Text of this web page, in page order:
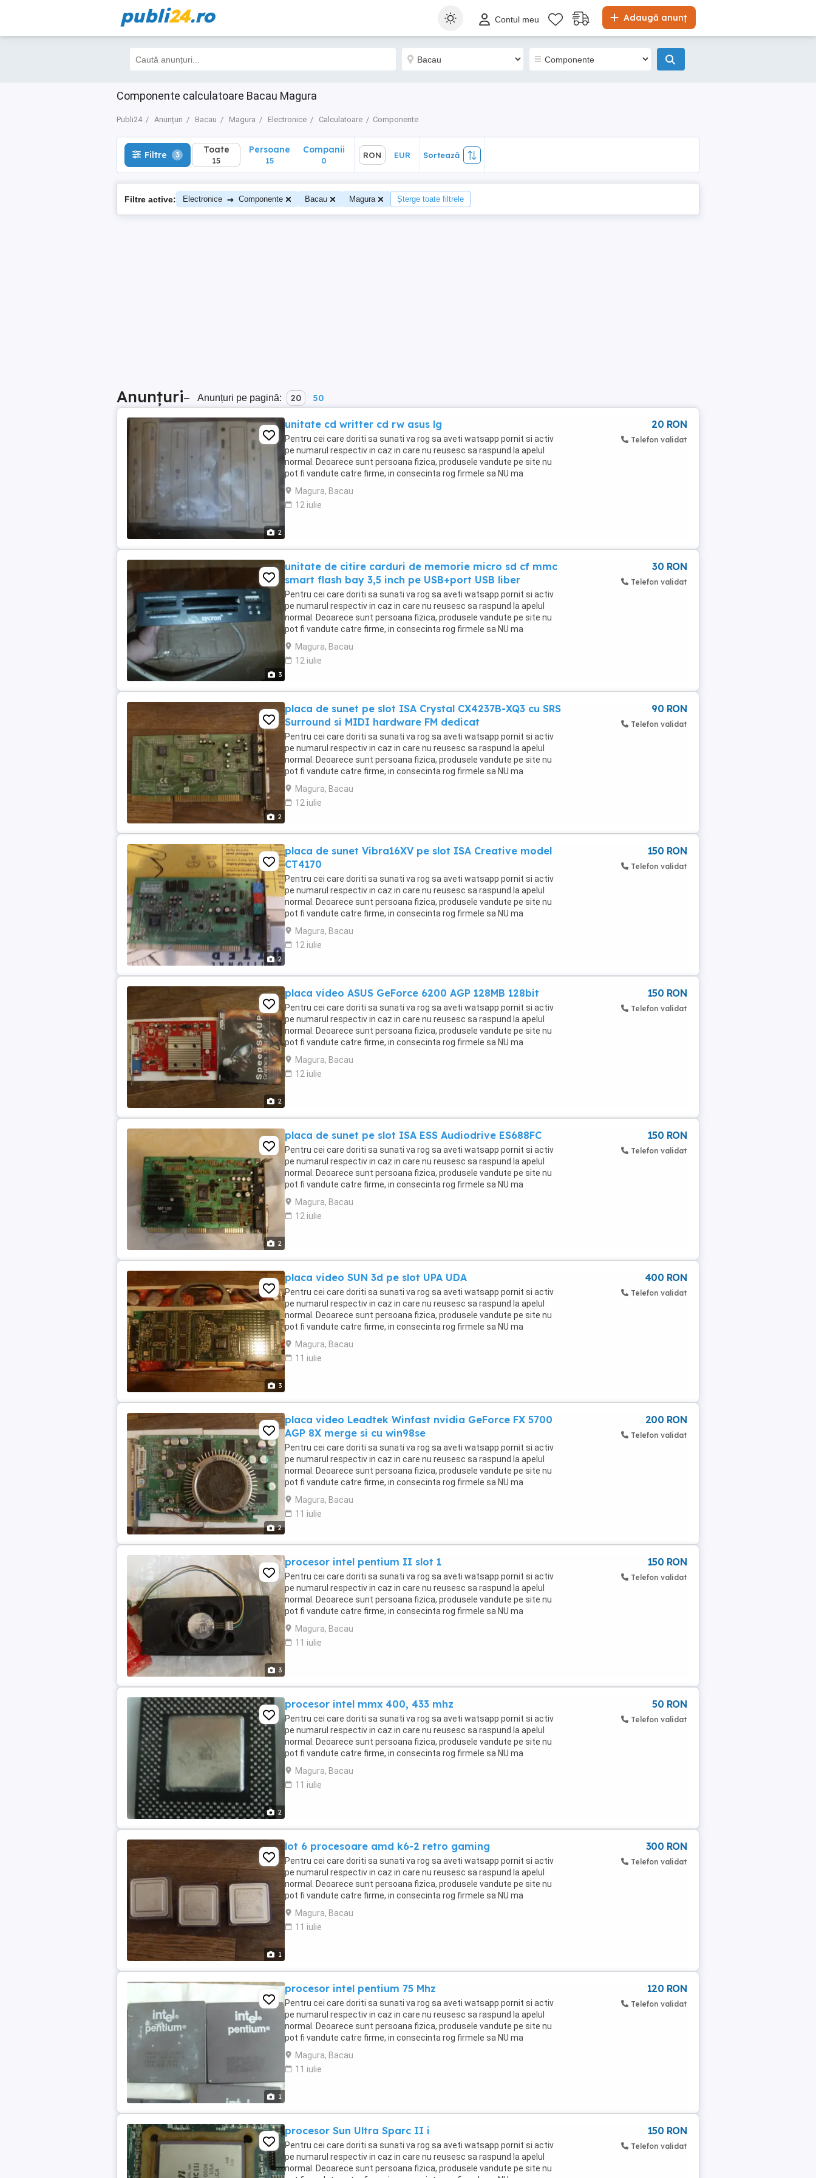
publi24.ro Adaugă anunț
Contul meu
Componente calculatoare Bacau Magura
Publi24 Anunțuri Bacau Magura Electronice Calculatoare Componente
Filtre 3 Toate
15
Sortează
Filtre 3 Toate
15
Persoane
15
Companii
0
RON EUR Sortează
Filtre active: Electronice → Componente Bacau Magura Șterge toate filtrele
Anunțuri– Anunțuri pe pagină: 20 50
2
unitate cd writter cd rw asus lg
Pentru cei care doriti sa sunati va rog sa aveti watsapp pornit si activ
pe numarul respectiv in caz in care nu reusesc sa raspund la apelul
normal. Deoarece sunt persoana fizica, produsele vandute pe site nu
pot fi vandute catre firme, in consecinta rog firmele sa NU ma
contacteze. Atentie! Datorita ...
Magura, Bacau
12 iulie
20 RON
Telefon validat
3
unitate de citire carduri de memorie micro sd cf mmc
smart flash bay 3,5 inch pe USB+port USB liber
Pentru cei care doriti sa sunati va rog sa aveti watsapp pornit si activ
pe numarul respectiv in caz in care nu reusesc sa raspund la apelul
normal. Deoarece sunt persoana fizica, produsele vandute pe site nu
pot fi vandute catre firme, in consecinta rog firmele sa NU ma
contacteze. Atentie! Datorita ...
Magura, Bacau
12 iulie
30 RON
Telefon validat
2
placa de sunet pe slot ISA Crystal CX4237B-XQ3 cu SRS
Surround si MIDI hardware FM dedicat
Pentru cei care doriti sa sunati va rog sa aveti watsapp pornit si activ
pe numarul respectiv in caz in care nu reusesc sa raspund la apelul
normal. Deoarece sunt persoana fizica, produsele vandute pe site nu
pot fi vandute catre firme, in consecinta rog firmele sa NU ma
contacteze. Atentie! Datorita ...
Magura, Bacau
12 iulie
90 RON
Telefon validat
2
placa de sunet Vibra16XV pe slot ISA Creative model
CT4170
Pentru cei care doriti sa sunati va rog sa aveti watsapp pornit si activ
pe numarul respectiv in caz in care nu reusesc sa raspund la apelul
normal. Deoarece sunt persoana fizica, produsele vandute pe site nu
pot fi vandute catre firme, in consecinta rog firmele sa NU ma
contacteze. Atentie! Datorita ...
Magura, Bacau
12 iulie
150 RON
Telefon validat
2
placa video ASUS GeForce 6200 AGP 128MB 128bit
Pentru cei care doriti sa sunati va rog sa aveti watsapp pornit si activ
pe numarul respectiv in caz in care nu reusesc sa raspund la apelul
normal. Deoarece sunt persoana fizica, produsele vandute pe site nu
pot fi vandute catre firme, in consecinta rog firmele sa NU ma
contacteze. Atentie! Datorita ...
Magura, Bacau
12 iulie
150 RON
Telefon validat
2
placa de sunet pe slot ISA ESS Audiodrive ES688FC
Pentru cei care doriti sa sunati va rog sa aveti watsapp pornit si activ
pe numarul respectiv in caz in care nu reusesc sa raspund la apelul
normal. Deoarece sunt persoana fizica, produsele vandute pe site nu
pot fi vandute catre firme, in consecinta rog firmele sa NU ma
contacteze.Atentie! Datorita ...
Magura, Bacau
12 iulie
150 RON
Telefon validat
3
placa video SUN 3d pe slot UPA UDA
Pentru cei care doriti sa sunati va rog sa aveti watsapp pornit si activ
pe numarul respectiv in caz in care nu reusesc sa raspund la apelul
normal. Deoarece sunt persoana fizica, produsele vandute pe site nu
pot fi vandute catre firme, in consecinta rog firmele sa NU ma
contacteze. Atentie! Datorita ...
Magura, Bacau
11 iulie
400 RON
Telefon validat
2
placa video Leadtek Winfast nvidia GeForce FX 5700
AGP 8X merge si cu win98se
Pentru cei care doriti sa sunati va rog sa aveti watsapp pornit si activ
pe numarul respectiv in caz in care nu reusesc sa raspund la apelul
normal. Deoarece sunt persoana fizica, produsele vandute pe site nu
pot fi vandute catre firme, in consecinta rog firmele sa NU ma
contacteze. Atentie! Datorita ...
Magura, Bacau
11 iulie
200 RON
Telefon validat
3
procesor intel pentium II slot 1
Pentru cei care doriti sa sunati va rog sa aveti watsapp pornit si activ
pe numarul respectiv in caz in care nu reusesc sa raspund la apelul
normal. Deoarece sunt persoana fizica, produsele vandute pe site nu
pot fi vandute catre firme, in consecinta rog firmele sa NU ma
contacteze. Atentie! Datorita ...
Magura, Bacau
11 iulie
150 RON
Telefon validat
2
procesor intel mmx 400, 433 mhz
Pentru cei care doriti sa sunati va rog sa aveti watsapp pornit si activ
pe numarul respectiv in caz in care nu reusesc sa raspund la apelul
normal. Deoarece sunt persoana fizica, produsele vandute pe site nu
pot fi vandute catre firme, in consecinta rog firmele sa NU ma
contacteze. Atentie! Datorita ...
Magura, Bacau
11 iulie
50 RON
Telefon validat
1
lot 6 procesoare amd k6-2 retro gaming
Pentru cei care doriti sa sunati va rog sa aveti watsapp pornit si activ
pe numarul respectiv in caz in care nu reusesc sa raspund la apelul
normal. Deoarece sunt persoana fizica, produsele vandute pe site nu
pot fi vandute catre firme, in consecinta rog firmele sa NU ma
contacteze. Atentie! Datorita ...
Magura, Bacau
11 iulie
300 RON
Telefon validat
1
procesor intel pentium 75 Mhz
Pentru cei care doriti sa sunati va rog sa aveti watsapp pornit si activ
pe numarul respectiv in caz in care nu reusesc sa raspund la apelul
normal. Deoarece sunt persoana fizica, produsele vandute pe site nu
pot fi vandute catre firme, in consecinta rog firmele sa NU ma
contacteze. Atentie! Datorita ...
Magura, Bacau
11 iulie
120 RON
Telefon validat
procesor Sun Ultra Sparc II i
Pentru cei care doriti sa sunati va rog sa aveti watsapp pornit si activ
pe numarul respectiv in caz in care nu reusesc sa raspund la apelul
normal. Deoarece sunt persoana fizica, produsele vandute pe site nu
150 RON
Telefon validat